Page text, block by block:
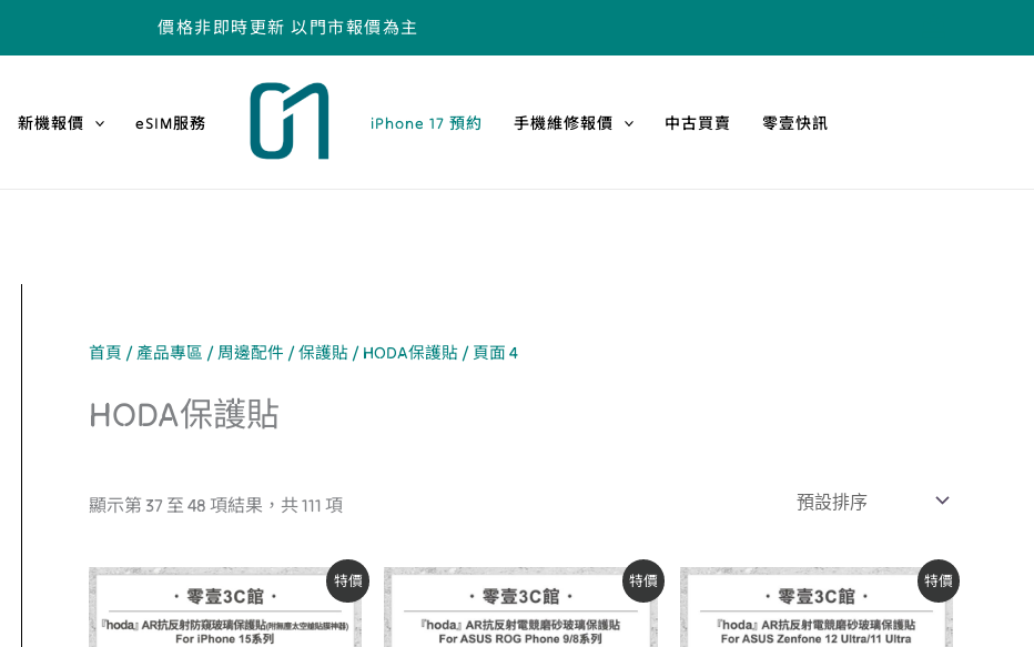
價格非即時更新 以門市報價為主
新機報價 eSIM服務 iPhone 17 預約 手機維修報價 中古買賣 零壹快訊
首頁 / 產品專區 / 周邊配件 /保護貼 / HODA保護貼 / 頁面 4
HODA保護貼
顯示第 37 至 48 項結果，共 111 項
特價
原
始
價
格：
目
前
價
格：
特價
原
始
價
格：
目
前
價
格：
特價
原
始
價
格：
目
前
價
格：